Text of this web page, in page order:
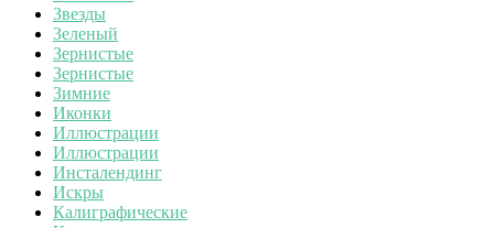
Звезды
Зеленый
Зернистые
Зернистые
Зимние
Иконки
Иллюстрации
Иллюстрации
Инсталендинг
Искры
Калиграфические